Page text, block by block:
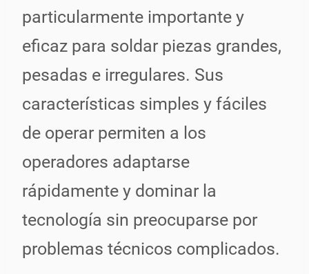
particularmente importante y
eficaz para soldar piezas grandes,
pesadas e irregulares. Sus
características simples y fáciles
de operar permiten a los
operadores adaptarse
rápidamente y dominar la
tecnología sin preocuparse por
problemas técnicos complicados.